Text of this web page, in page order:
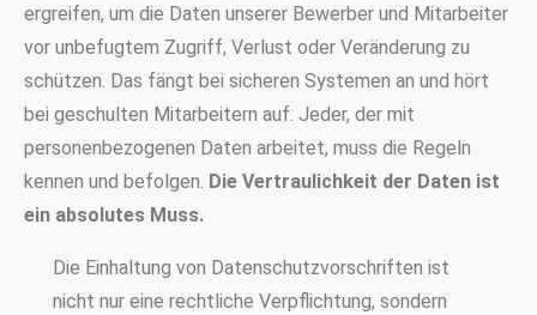
ergreifen, um die Daten unserer Bewerber und Mitarbeiter
vor unbefugtem Zugriff, Verlust oder Veränderung zu
schützen. Das fängt bei sicheren Systemen an und hört
bei geschulten Mitarbeitern auf. Jeder, der mit
personenbezogenen Daten arbeitet, muss die Regeln
kennen und befolgen. Die Vertraulichkeit der Daten ist
ein absolutes Muss.
Die Einhaltung von Datenschutzvorschriften ist
nicht nur eine rechtliche Verpflichtung, sondern